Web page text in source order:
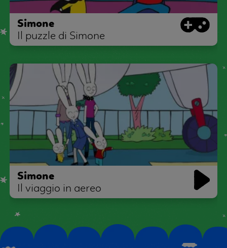
Simone
Il puzzle di Simone
Simone
Il viaggio in aereo